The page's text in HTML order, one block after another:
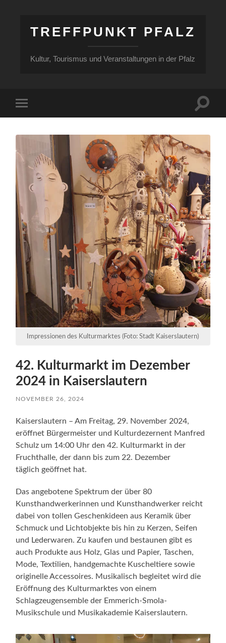
TREFFPUNKT PFALZ
Kultur, Tourismus und Veranstaltungen in der Pfalz
Menü
Impressionen des Kulturmarktes (Foto: Stadt Kaiserslautern)
42. Kulturmarkt im Dezember
2024 in Kaiserslautern
NOVEMBER 26, 2024
Kaiserslautern – Am Freitag, 29. November 2024,
eröffnet Bürgermeister und Kulturdezernent Manfred
Schulz um 14:00 Uhr den 42. Kulturmarkt in der
Fruchthalle, der dann bis zum 22. Dezember
täglich geöffnet hat.
Das angebotene Spektrum der über 80
Kunsthandwerkerinnen und Kunsthandwerker reicht
dabei von tollen Geschenkideen aus Keramik über
Schmuck und Lichtobjekte bis hin zu Kerzen, Seifen
und Lederwaren. Zu kaufen und bestaunen gibt es
auch Produkte aus Holz, Glas und Papier, Taschen,
Mode, Textilien, handgemachte Kuscheltiere sowie
originelle Accessoires. Musikalisch begleitet wird die
Eröffnung des Kulturmarktes von einem
Schlagzeugensemble der Emmerich-Smola-
Musikschule und Musikakademie Kaiserslautern.